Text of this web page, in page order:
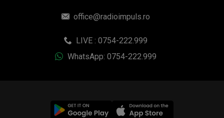
office@radioimpuls.ro
LIVE : 0754-222.999
WhatsApp: 0754-222.999